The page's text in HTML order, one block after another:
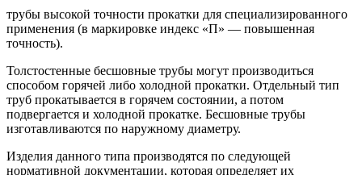
трубы высокой точности прокатки для специализированного
применения (в маркировке индекс «П» — повышенная
точность).
Толстостенные бесшовные трубы могут производиться
способом горячей либо холодной прокатки. Отдельный тип
труб прокатывается в горячем состоянии, а потом
подвергается и холодной прокатке. Бесшовные трубы
изготавливаются по наружному диаметру.
Изделия данного типа производятся по следующей
нормативной документации, которая определяет их